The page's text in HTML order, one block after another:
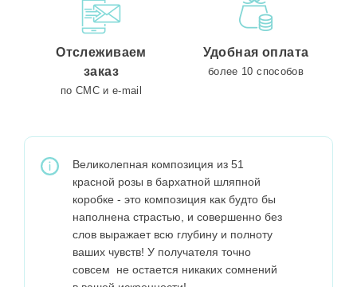
Отслеживаем
заказ
по СМС и e-mail
Удобная оплата
более 10 способов
Великолепная композиция из 51
красной розы в бархатной шляпной
коробке - это композиция как будто бы
наполнена страстью, и совершенно без
слов выражает всю глубину и полноту
ваших чувств! У получателя точно
совсем не остается никаких сомнений